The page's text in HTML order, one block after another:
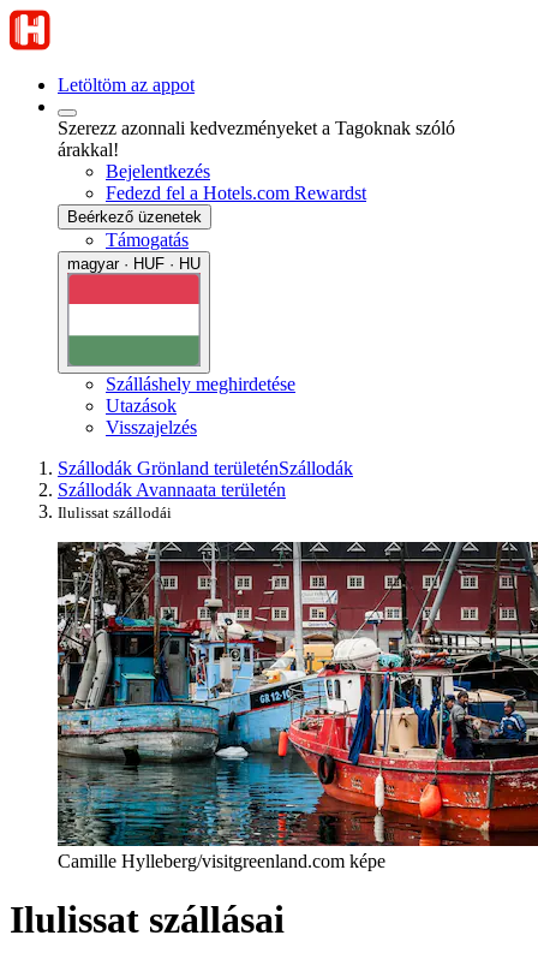
Letöltöm az appot
Szerezz azonnali kedvezményeket a Tagoknak szóló
árakkal!
Bejelentkezés
Fedezd fel a Hotels.com Rewardst
Beérkező üzenetek
Támogatás
magyar · HUF · HU
Szálláshely meghirdetése
Utazások
Visszajelzés
Szállodák Grönland területénSzállodák
Szállodák Avannaata területén
Ilulissat szállodái
Camille Hylleberg/visitgreenland.com képe
Ilulissat szállásai